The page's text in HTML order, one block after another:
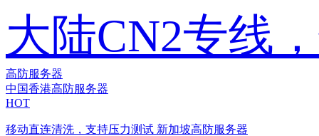
大陆CN2专线
高防服务器
中国香港高防服务器
HOT
移动直连清洗，支持压力测试 新加坡高防服务器